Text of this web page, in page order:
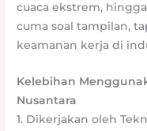
cuaca ekstrem,
cuma soal tampilan,
keamanan kerja di
Kelebihan
Nusantara
1. Dikerjakan oleh